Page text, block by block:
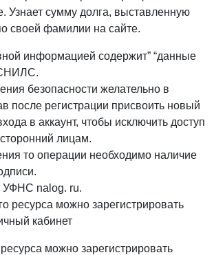
Узнает сумму долга, выставленную
своей фамилии на сайте.
информацией содержит” “данные
безопасности желательно в
после регистрации присвоить новый
в аккаунт, чтобы исключить доступ
лицам.
то операции необходимо наличие
УФНС nalog. ru.
ресурса можно зарегистрировать
кабинет
можно зарегистрировать